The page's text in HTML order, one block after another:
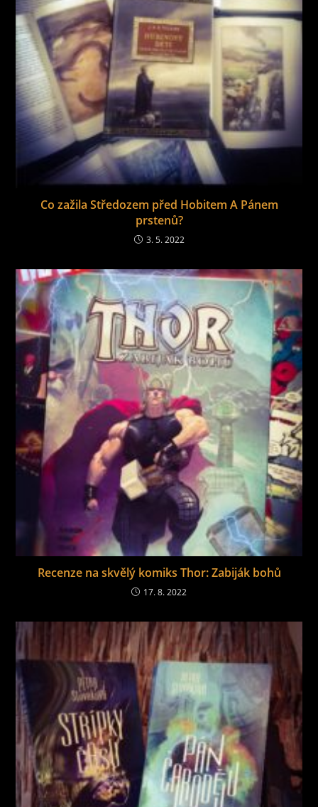
Co zažila Středozem před Hobitem A Pánem
prstenů?
3. 5. 2022
Recenze na skvělý komiks Thor: Zabiják bohů
17. 8. 2022